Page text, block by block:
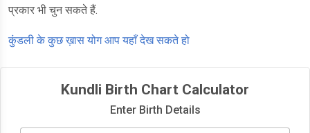
प्रकार भी चुन सकते हैं.
कुंडली के कुछ ख़ास योग आप यहाँ देख सकते हो
Kundli Birth Chart Calculator
Enter Birth Details